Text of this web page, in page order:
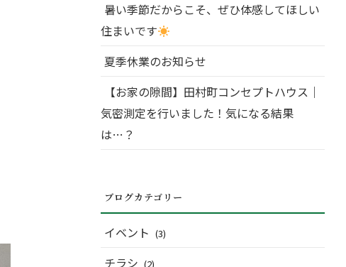
暑い季節だからこそ、ぜひ体感してほしい
住まいです
夏季休業のお知らせ
【お家の隙間】田村町コンセプトハウス｜
気密測定を行いました！気になる結果
は…？
ブログカテゴリー
イベント (3)
チラシ (2)